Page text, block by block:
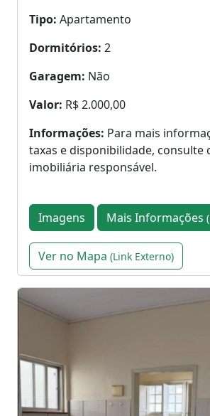
Tipo: Apartamento
Dormitórios: 2
Garagem: Não
Valor: R$ 2.000,00
Informações: Para mais
taxas e disponibilidade, consulte
imobiliária responsável.
Imagens Mais Informações
Ver no Mapa (Link Externo)